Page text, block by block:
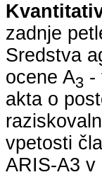
zadnje
Sredstva
ocene A3 -
akta o
vpetosti
ARIS-A3 v